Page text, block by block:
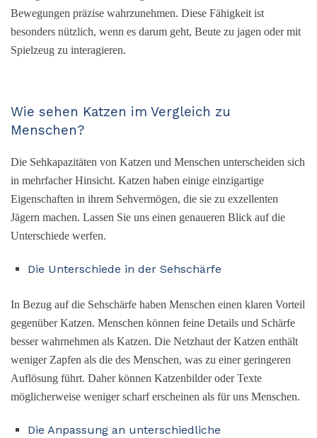
Bewegungen präzise wahrzunehmen. Diese Fähigkeit ist
besonders nützlich, wenn es darum geht, Beute zu jagen oder mit
Spielzeug zu interagieren.
Wie sehen Katzen im Vergleich zu
Menschen?
Die Sehkapazitäten von Katzen und Menschen unterscheiden sich
in mehrfacher Hinsicht. Katzen haben einige einzigartige
Eigenschaften in ihrem Sehvermögen, die sie zu exzellenten
Jägern machen. Lassen Sie uns einen genaueren Blick auf die
Unterschiede werfen.
Die Unterschiede in der Sehschärfe
In Bezug auf die Sehschärfe haben Menschen einen klaren Vorteil
gegenüber Katzen. Menschen können feine Details und Schärfe
besser wahrnehmen als Katzen. Die Netzhaut der Katzen enthält
weniger Zapfen als die des Menschen, was zu einer geringeren
Auflösung führt. Daher können Katzenbilder oder Texte
möglicherweise weniger scharf erscheinen als für uns Menschen.
Die Anpassung an unterschiedliche